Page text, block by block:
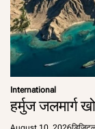
International
हर्मुज जलमार्ग